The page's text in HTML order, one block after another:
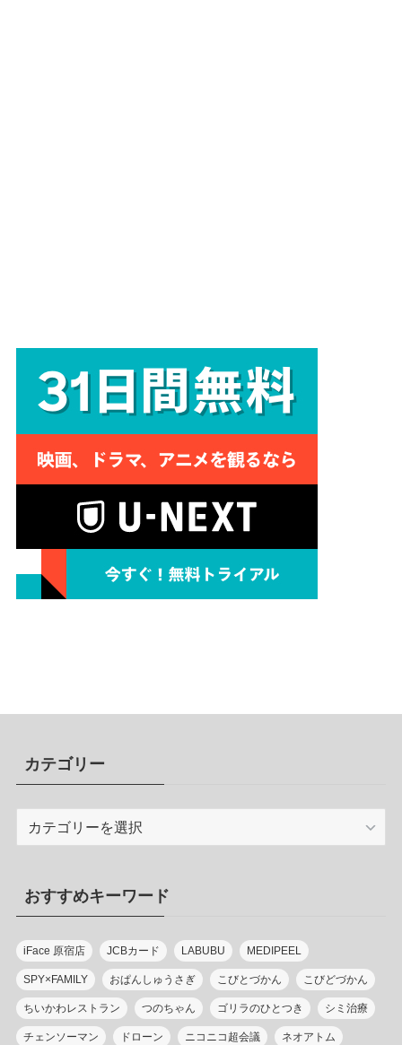
カテゴリー
リ
ー
おすすめキーワード
iFace 原宿店 JCBカード LABUBU MEDIPEEL
SPY×FAMILY おぱんしゅうさぎ こびとづかん こびどづかん
ちいかわレストラン つのちゃん ゴリラのひとつき シミ治療
チェンソーマン ドローン ニコニコ超会議 ネオアトム